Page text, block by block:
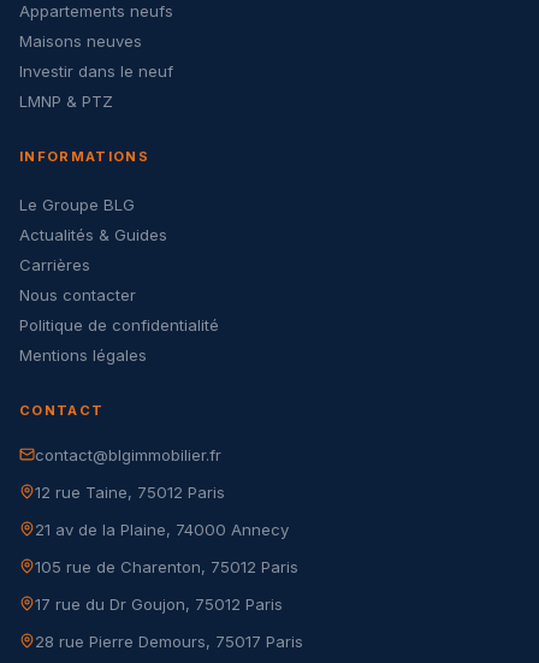
Appartements neufs
Maisons neuves
Investir dans le neuf
LMNP & PTZ
INFORMATIONS
Le Groupe BLG
Actualités & Guides
Carrières
Nous contacter
Politique de confidentialité
Mentions légales
CONTACT
contact@blgimmobilier.fr
12 rue Taine, 75012 Paris
21 av de la Plaine, 74000 Annecy
105 rue de Charenton, 75012 Paris
17 rue du Dr Goujon, 75012 Paris
28 rue Pierre Demours, 75017 Paris